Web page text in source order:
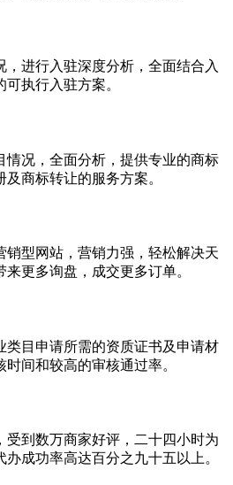
，进行入驻深度分析，全面结合入
执行入驻方案。
情况，全面分析，提供专业的商标
商标转让的服务方案。
销型网站，营销力强，轻松解决天
更多询盘，成交更多订单。
类目申请所需的资质证书及申请材
间和较高的审核通过率。
受到数万商家好评，二十四小时为
成功率高达百分之九十五以上。